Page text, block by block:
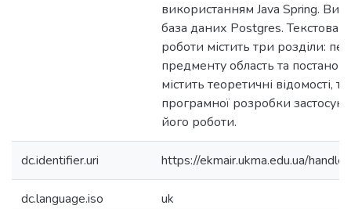
використанням Java Spring.
база даних Postgres. Текстова
роботи містить три розділи:
предменту область та
містить теоретичні відомості,
програмної розробки
його роботи.
dc.identifier.uri https://ekmair.ukma.edu.ua/
dc.language.iso uk